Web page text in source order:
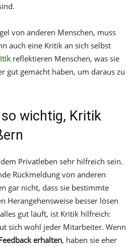
von anderen Menschen, muss
auch eine Kritik an sich selbst
reflektieren Menschen, was sie
gut gemacht haben, um daraus zu
wichtig, Kritik
Privatleben sehr hilfreich sein.
Rückmeldung von anderen
gar nicht, dass sie bestimmte
Herangehensweise besser lösen
gut läuft, ist Kritik hilfreich:
sich wohl jeder Mitarbeiter. Wenn
erhalten, haben sie eher